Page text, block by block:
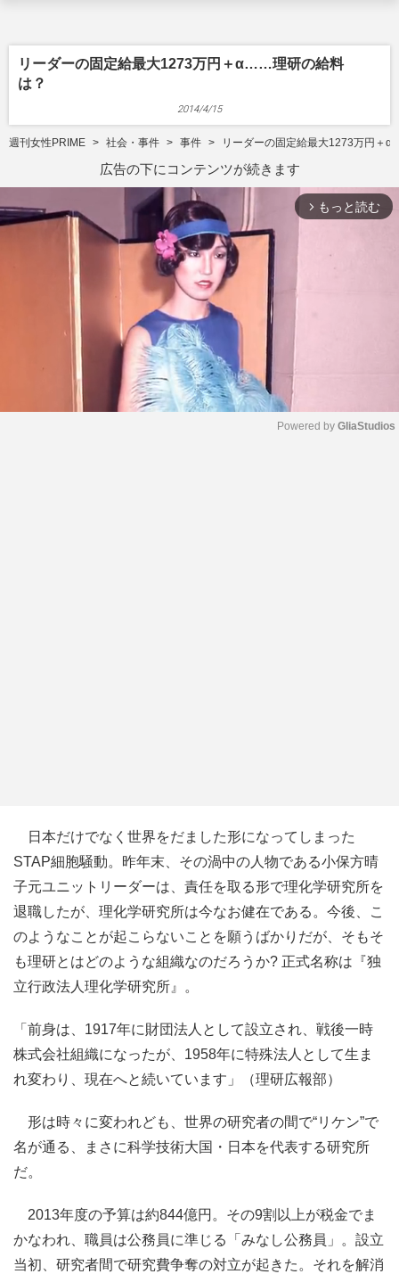
リーダーの固定給最大1273万円＋α……理研の給料
は？
2014/4/15
週刊女性PRIME 社会・事件 事件 リーダーの固定給最大1273万円
広告の下にコンテンツが続きます
arrow_forward_ios もっと読む
Powered by GliaStudios
日本だけでなく世界をだました形になってしまった
STAP細胞騒動。昨年末、その渦中の人物である小保方晴
子元ユニットリーダーは、責任を取る形で理化学研究所を
退職したが、理化学研究所は今なお健在である。今後、こ
のようなことが起こらないことを願うばかりだが、そもそ
も理研とはどのような組織なのだろうか? 正式名称は『独
立行政法人理化学研究所』。
「前身は、1917年に財団法人として設立され、戦後一時
株式会社組織になったが、1958年に特殊法人として生ま
れ変わり、現在へと続いています」（理研広報部）
形は時々に変われども、世界の研究者の間で“リケン”で
名が通る、まさに科学技術大国・日本を代表する研究所
だ。
2013年度の予算は約844億円。その9割以上が税金でま
かなわれ、職員は公務員に準じる「みなし公務員」。設立
当初、研究者間で研究費争奪の対立が起きた。それを解消